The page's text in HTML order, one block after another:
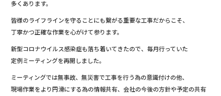
多くあります。
皆様のライフラインを守ることにも繋がる重要な工事だからこそ、
丁寧かつ正確な作業を心がけて参ります。
新型コロナウイルス感染症も落ち着いてきたので、毎月行っていた
定例ミーティングを再開しました。
ミーティングでは無事故、無災害で工事を行う為の意識付けの他、
現場作業をより円滑にする為の情報共有、会社の今後の方針や予定の共有